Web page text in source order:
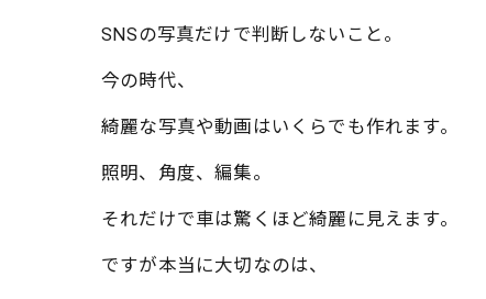
SNSの写真だけで判断しないこと。
今の時代、
綺麗な写真や動画はいくらでも作れます。
照明、角度、編集。
それだけで車は驚くほど綺麗に見えます。
ですが本当に大切なのは、